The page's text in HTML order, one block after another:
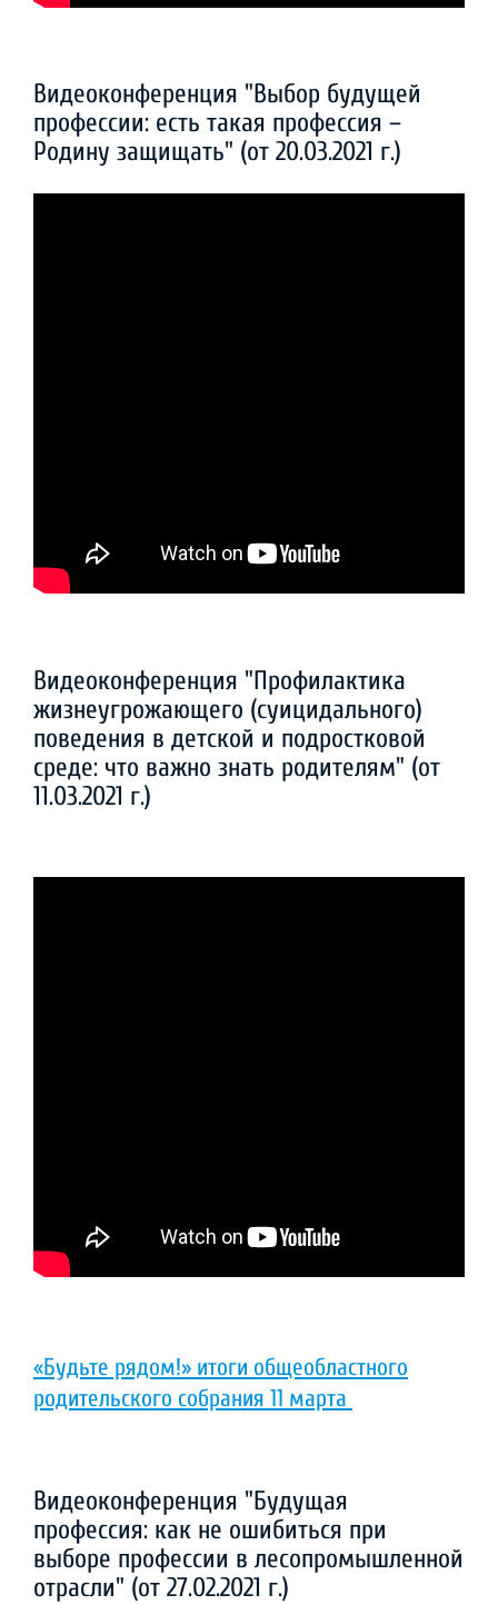
Видеоконференция "Выбор будущей
профессии: есть такая профессия –
Родину защищать" (от 20.03.2021 г.)
Видеоконференция "Профилактика
жизнеугрожающего (суицидального)
поведения в детской и подростковой
среде: что важно знать родителям" (от
11.03.2021 г.)
«Будьте рядом!» итоги общеобластного
родительского собрания 11 марта
Видеоконференция "Будущая
профессия: как не ошибиться при
выборе профессии в лесопромышленной
отрасли" (от 27.02.2021 г.)